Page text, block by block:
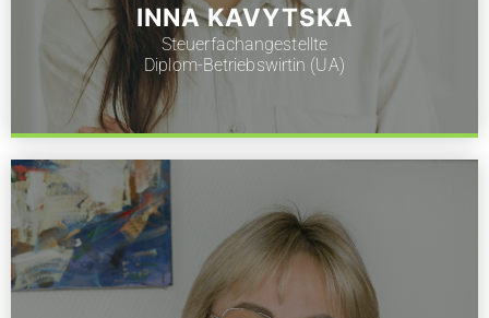
INNA KAVYTSKA
Steuerfachangestellte
Diplom-Betriebswirtin (UA)